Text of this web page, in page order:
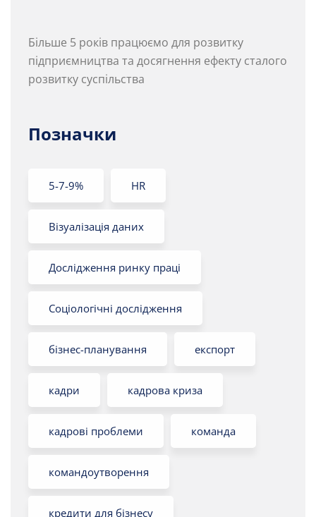
Більше 5 років працюємо для розвитку
підприємництва та досягнення ефекту сталого
розвитку суспільства
Позначки
5-7-9% HR
Візуалізація даних
Дослідження ринку праці
Соціологічні дослідження
бізнес-планування експорт
кадри кадрова криза
кадрові проблеми команда
командоутворення
кредити для бізнесу